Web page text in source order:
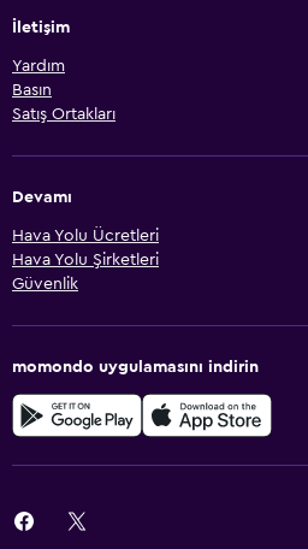
İletişim
Yardım
Basın
Satış Ortakları
Devamı
Hava Yolu Ücretleri
Hava Yolu Şirketleri
Güvenlik
momondo uygulamasını indirin